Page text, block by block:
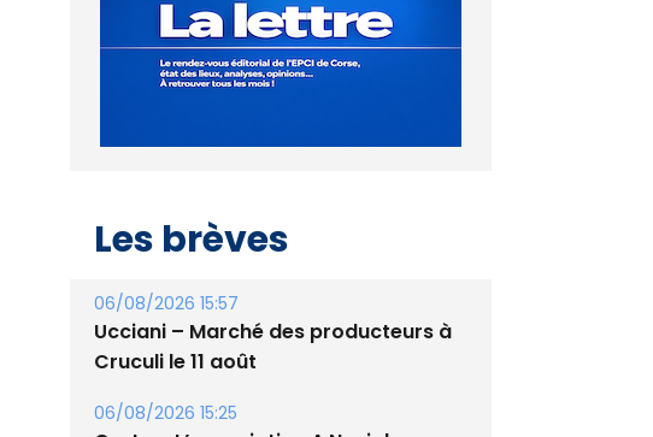
Les brèves
06/08/2026 15:57
Cruculi le 11 août